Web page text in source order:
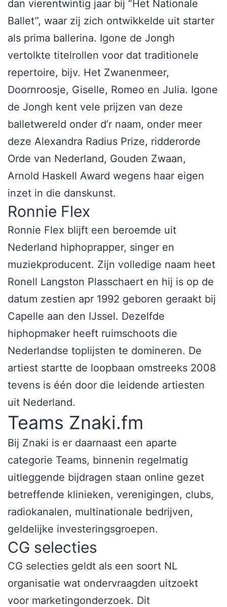
dan vierentwintig jaar bij “Het Nationale
Ballet”, waar zij zich ontwikkelde uit starter
als prima ballerina. Igone de Jongh
vertolkte titelrollen voor dat traditionele
repertoire, bijv. Het Zwanenmeer,
Doornroosje, Giselle, Romeo en Julia. Igone
de Jongh kent vele prijzen van deze
balletwereld onder d’r naam, onder meer
deze Alexandra Radius Prize, ridderorde
Orde van Nederland, Gouden Zwaan,
Arnold Haskell Award wegens haar eigen
inzet in die danskunst.
Ronnie Flex
Ronnie Flex blijft een beroemde uit
Nederland hiphoprapper, singer en
muziekproducent. Zijn volledige naam heet
Ronell Langston Plasschaert en hij is op de
datum zestien apr 1992 geboren geraakt bij
Capelle aan den IJssel. Dezelfde
hiphopmaker heeft ruimschoots die
Nederlandse toplijsten te domineren. De
artiest startte de loopbaan omstreeks 2008
tevens is één door die leidende artiesten
uit Nederland.
Teams Znaki.fm
Bij Znaki is er daarnaast een aparte
categorie Teams, binnenin regelmatig
uitleggende bijdragen staan online gezet
betreffende klinieken, verenigingen, clubs,
radiokanalen, multinationale bedrijven,
geldelijke investeringsgroepen.
CG selecties
CG selecties geldt als een soort NL
organisatie wat ondervraagden uitzoekt
voor marketingonderzoek. Dit